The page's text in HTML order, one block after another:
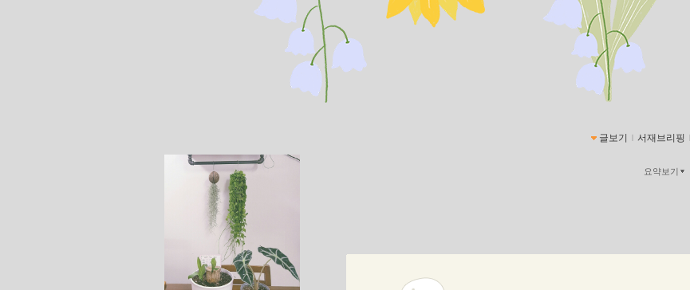
글보기 서재브리핑
요약보기